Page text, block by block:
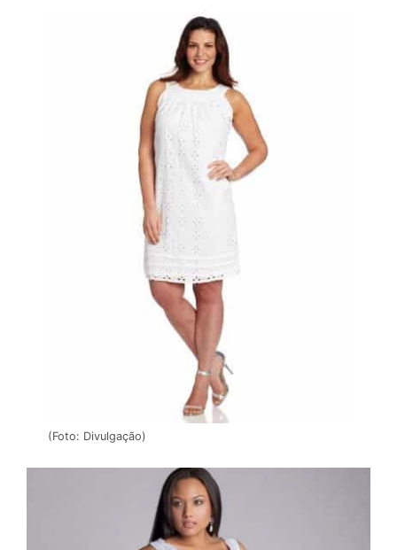
(Foto: Divulgação)